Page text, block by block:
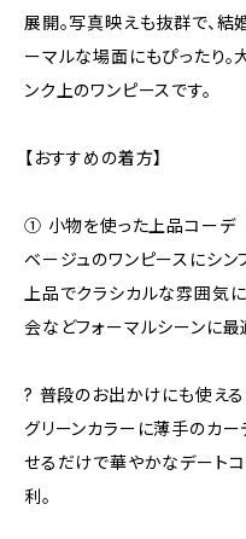
展開。写真映えも抜群で、結
ーマルな場面にもぴったり
ンク上のワンピースです。
【おすすめの着方】
① 小物を使った上品コーデ
ベージュのワンピースにシン
上品でクラシカルな雰囲気
会などフォーマルシーンに最
? 普段のお出かけにも使え
グリーンカラーに薄手のカー
せるだけで華やかなデート
利。